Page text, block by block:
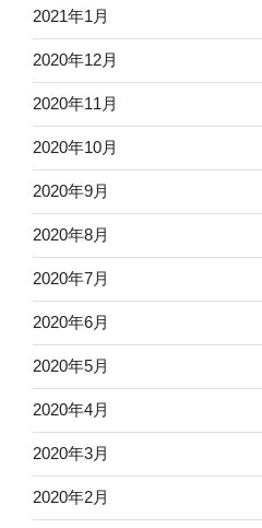
2021年1月
2020年12月
2020年11月
2020年10月
2020年9月
2020年8月
2020年7月
2020年6月
2020年5月
2020年4月
2020年3月
2020年2月